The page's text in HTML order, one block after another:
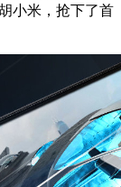
小米，抢下了首